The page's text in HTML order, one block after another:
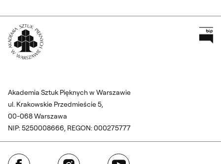
Akademia Sztuk Pięknych w Warszawie
ul. Krakowskie Przedmieście 5,
00-068 Warszawa
NIP: 5250008666, REGON: 000275777
Facebook Instagram YouTube